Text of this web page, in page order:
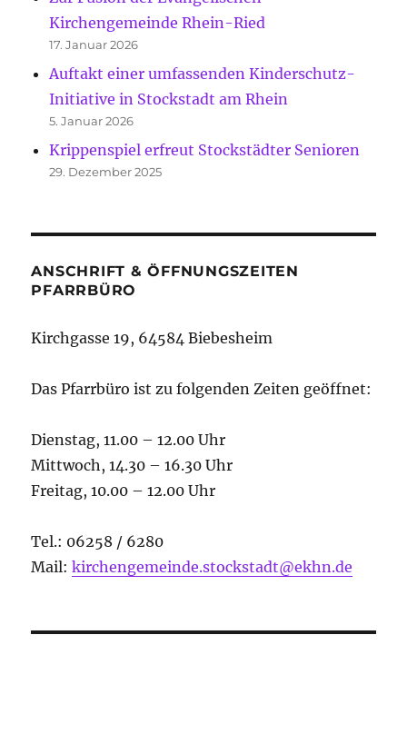
Kirchengemeinde Rhein-Ried
17. Januar 2026
Auftakt einer umfassenden Kinderschutz-
Initiative in Stockstadt am Rhein
5. Januar 2026
Krippenspiel erfreut Stockstädter Senioren
29. Dezember 2025
ANSCHRIFT & ÖFFNUNGSZEITEN
PFARRBÜRO
Kirchgasse 19, 64584 Biebesheim
Das Pfarrbüro ist zu folgenden Zeiten geöffnet:
Dienstag, 11.00 – 12.00 Uhr
Mittwoch, 14.30 – 16.30 Uhr
Freitag, 10.00 – 12.00 Uhr
Tel.: 06258 / 6280
Mail:kirchengemeinde.stockstadt@ekhn.de